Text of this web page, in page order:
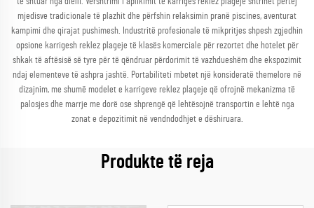
mjedisve tradicionale të plazhit dhe përfshin relaksimin pranë piscines, aventurat
kampimi dhe qirajat pushimesh. Industritë profesionale të mikpritjes shpesh zgjedhin
opsione karrigesh reklez plageje të klasës komerciale për rezortet dhe hotelet për
shkak të aftësisë së tyre për të qëndruar përdorimit të vazhdueshëm dhe ekspozimit
ndaj elementeve të ashpra jashtë. Portabiliteti mbetet një konsideratë themelore në
dizajnim, me shumë modelet e karrigeve reklez plageje që ofrojnë mekanizma të
palosjes dhe marrje me dorë ose shprengë që lehtësojnë transportin e lehtë nga
zonat e depozitimit në vendndodhjet e dëshiruara.
Produkte të reja